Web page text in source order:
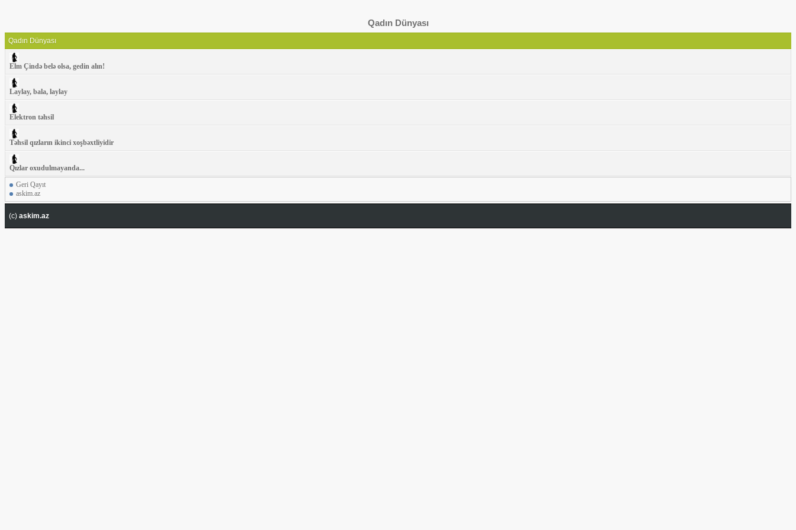
Qadın Dünyası
Qadın Dünyası
Elm Çində belə olsa, gedin alın!
Laylay, bala, laylay
Elektron təhsil
Təhsil qızların ikinci xoşbəxtliyidir
Qızlar oxudulmayanda...
Geri Qayıt
askim.az
(c) askim.az